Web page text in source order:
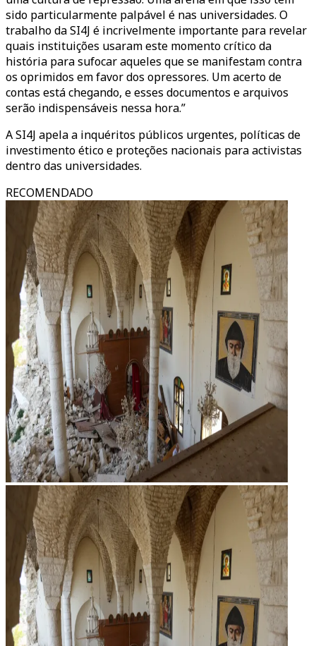
sido particularmente palpável é nas universidades. O
trabalho da SI4J é incrivelmente importante para revelar
quais instituições usaram este momento crítico da
história para sufocar aqueles que se manifestam contra
os oprimidos em favor dos opressores. Um acerto de
contas está chegando, e esses documentos e arquivos
serão indispensáveis nessa hora.”
A SI4J apela a inquéritos públicos urgentes, políticas de
investimento ético e proteções nacionais para activistas
dentro das universidades.
RECOMENDADO